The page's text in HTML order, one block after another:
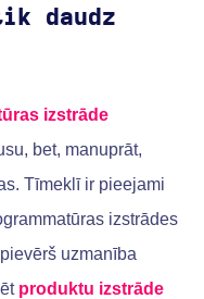
daudz
izstrāde
bet, manuprāt,
Tīmeklī ir pieejami
izstrādes
uzmanība
produktu izstrāde